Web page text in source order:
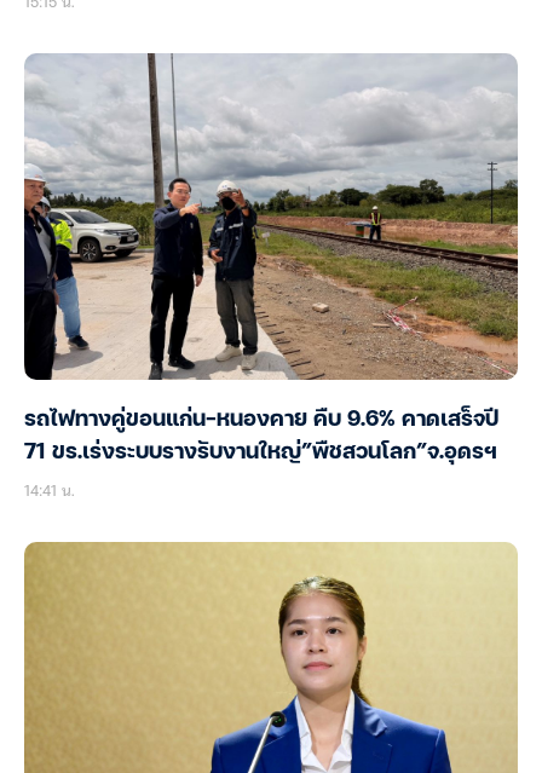
รถไฟทางคู่ขอนแก่น-หนองคาย คืบ 9.6% คาดเสร็จปี
71 ขร.เร่งระบบรางรับงานใหญ่”พืชสวนโลก”จ.อุดรฯ
14:41 น.